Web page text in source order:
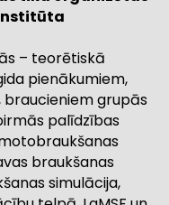
– teorētiskā
pienākumiem,
braucieniem grupās
palīdzības
braukšanas
simulācija,